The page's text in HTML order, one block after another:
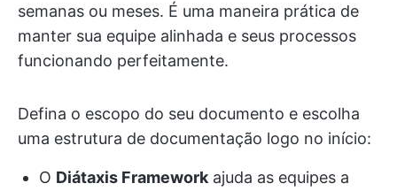
semanas ou meses. É uma maneira prática de
manter sua equipe alinhada e seus processos
funcionando perfeitamente.
Defina o escopo do seu documento e escolha
uma estrutura de documentação logo no início:
O Diátaxis Framework ajuda as equipes a